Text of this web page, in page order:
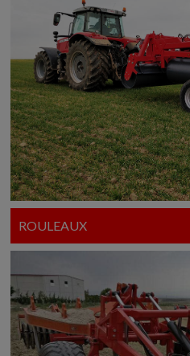
ROULEAUX